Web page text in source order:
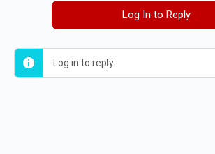
Log In to Reply
Log in to reply.